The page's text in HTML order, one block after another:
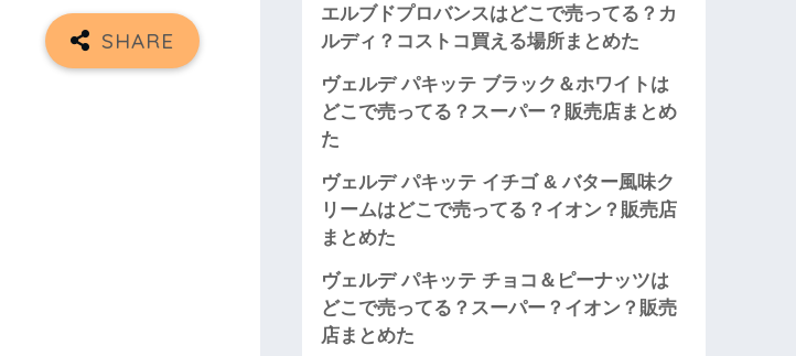
エルブドプロバンスはどこで売ってる？カ
ルディ？コストコ買える場所まとめた
ヴェルデ パキッテ ブラック＆ホワイトは
どこで売ってる？スーパー？販売店まとめ
た
ヴェルデ パキッテ イチゴ & バター風味ク
リームはどこで売ってる？イオン？販売店
まとめた
ヴェルデ パキッテ チョコ＆ピーナッツは
どこで売ってる？スーパー？イオン？販売
店まとめた